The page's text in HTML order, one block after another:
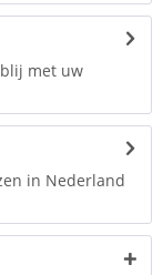
met uw
in Nederland